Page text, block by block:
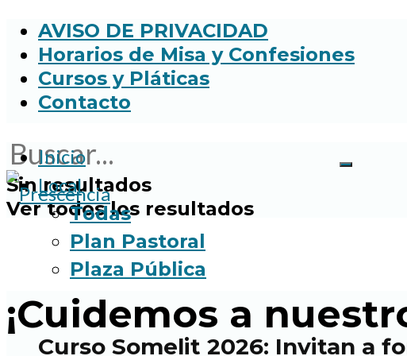
AVISO DE PRIVACIDAD
Horarios de Misa y Confesiones
Cursos y Pláticas
Contacto
Sin resultados
Ver todos los resultados
Inicio
Local
Todas
Plan Pastoral
Plaza Pública
Curso Somelit 2026: Invitan a
¡Cuidemos a